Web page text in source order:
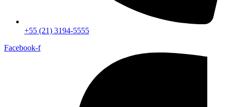
+55 (21) 3194-5555
Facebook-f